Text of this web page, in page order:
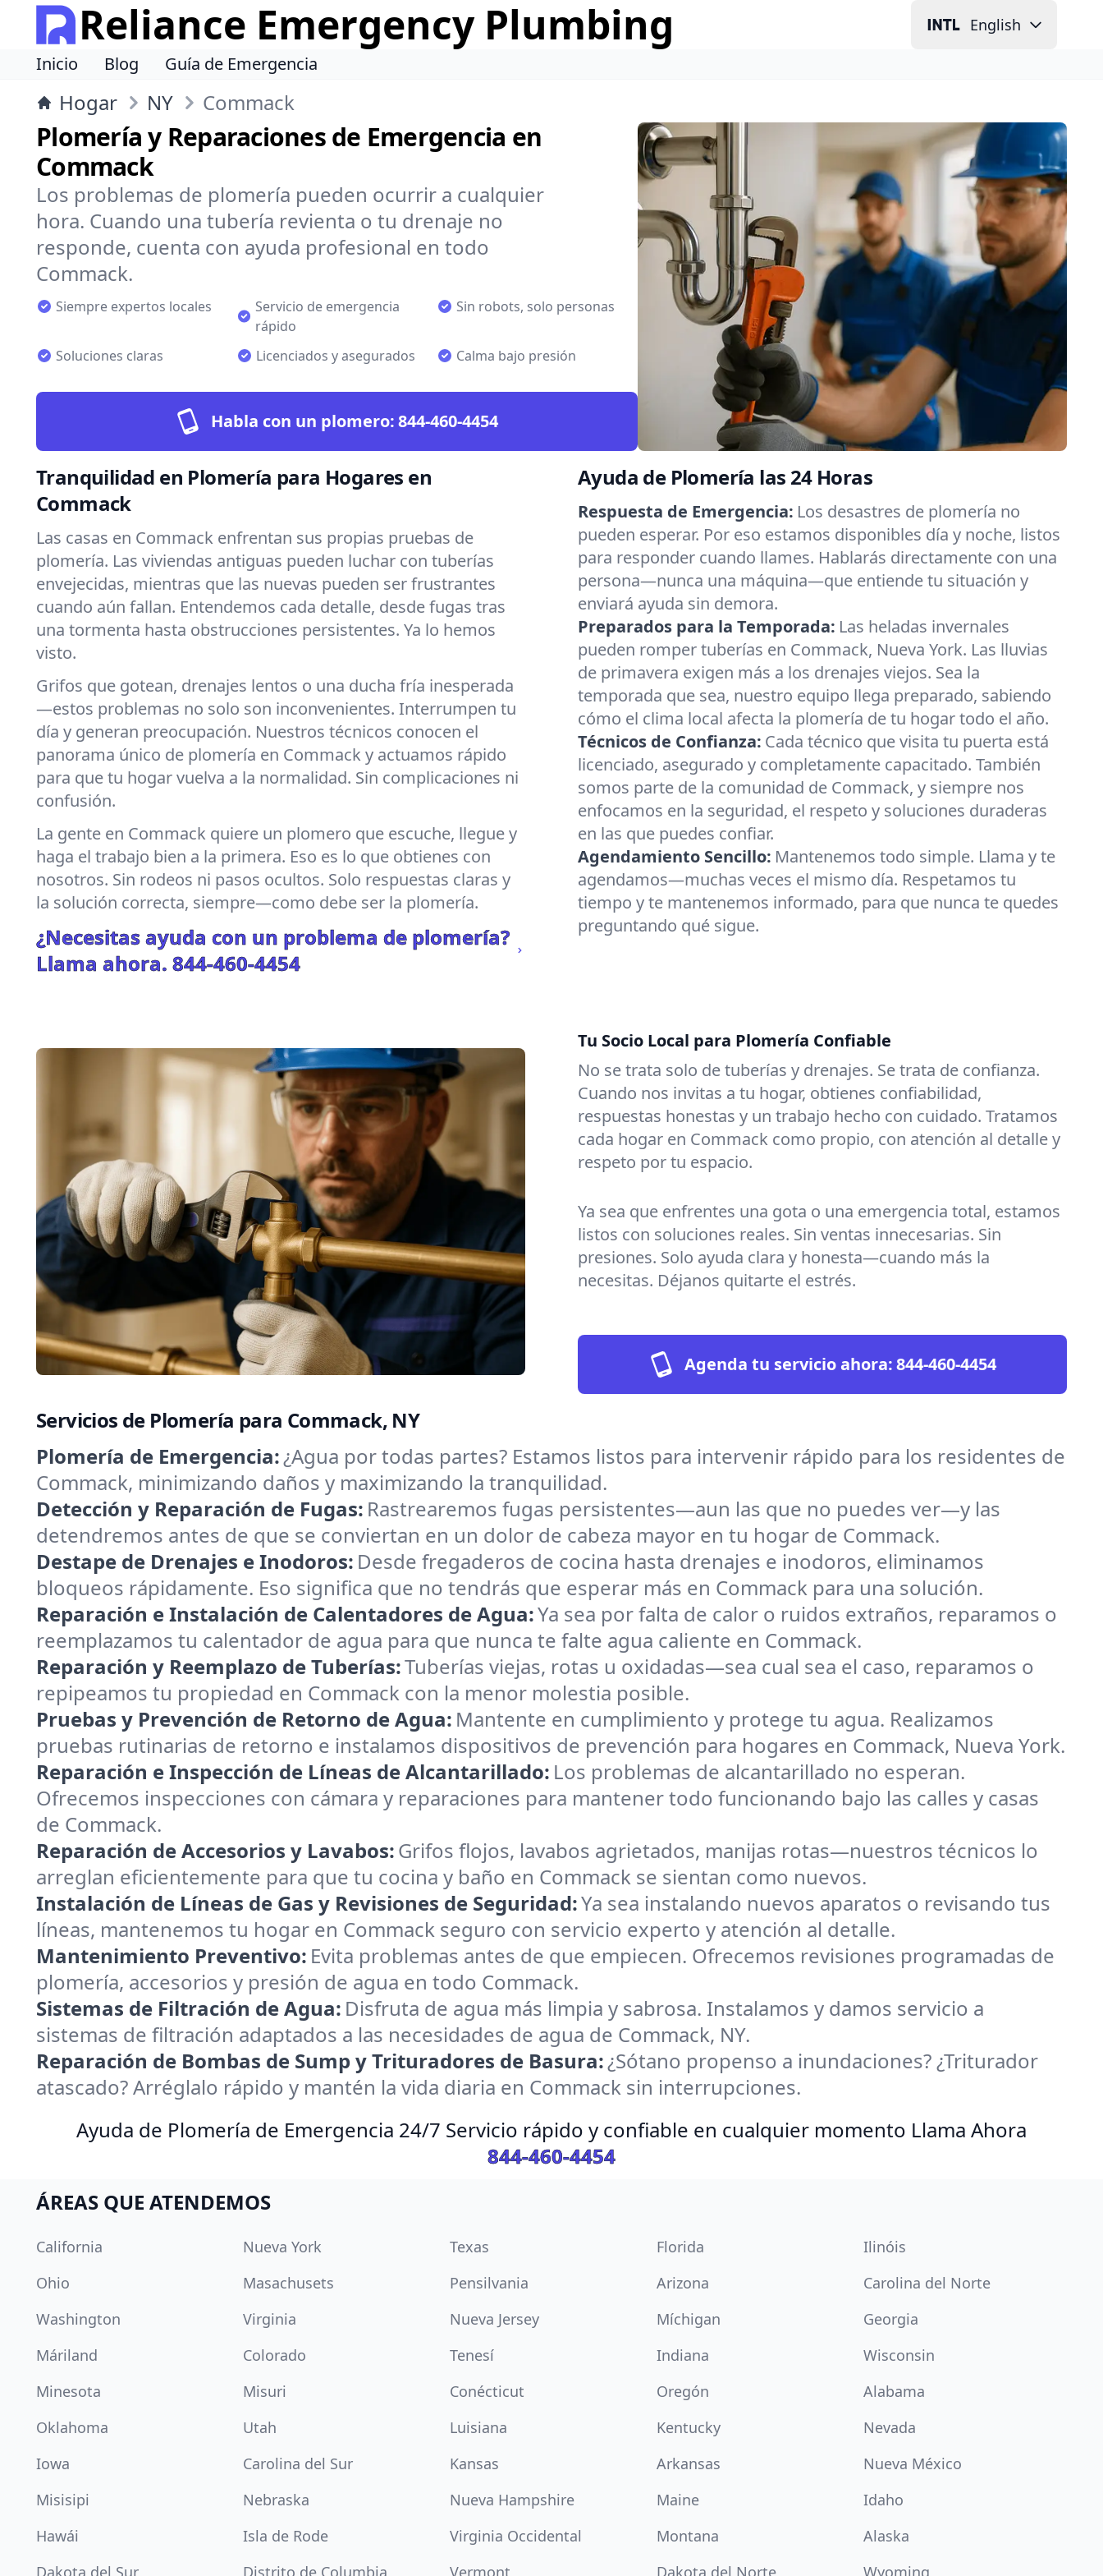
Reliance Emergency Plumbing English
Inicio Blog Guía de Emergencia
Hogar NY Commack
Plomería y Reparaciones de Emergencia en
Commack
Los problemas de plomería pueden ocurrir a cualquier
hora. Cuando una tubería revienta o tu drenaje no
responde, cuenta con ayuda profesional en todo
Commack.
Siempre expertos locales
Servicio de emergencia
rápido
Sin robots, solo personas
Soluciones claras Licenciados y asegurados Calma bajo presión
Habla con un plomero:844-460-4454
Tranquilidad en Plomería para Hogares en
Commack
Las casas en Commack enfrentan sus propias pruebas de
plomería. Las viviendas antiguas pueden luchar con tuberías
envejecidas, mientras que las nuevas pueden ser frustrantes
cuando aún fallan. Entendemos cada detalle, desde fugas tras
una tormenta hasta obstrucciones persistentes. Ya lo hemos
visto.
Grifos que gotean, drenajes lentos o una ducha fría inesperada
—estos problemas no solo son inconvenientes. Interrumpen tu
día y generan preocupación. Nuestros técnicos conocen el
panorama único de plomería en Commack y actuamos rápido
para que tu hogar vuelva a la normalidad. Sin complicaciones ni
confusión.
La gente en Commack quiere un plomero que escuche, llegue y
haga el trabajo bien a la primera. Eso es lo que obtienes con
nosotros. Sin rodeos ni pasos ocultos. Solo respuestas claras y
la solución correcta, siempre—como debe ser la plomería.
¿Necesitas ayuda con un problema de plomería?
Llama ahora. 844-460-4454
Ayuda de Plomería las 24 Horas
Respuesta de Emergencia: Los desastres de plomería no
pueden esperar. Por eso estamos disponibles día y noche, listos
para responder cuando llames. Hablarás directamente con una
persona—nunca una máquina—que entiende tu situación y
enviará ayuda sin demora.
Preparados para la Temporada: Las heladas invernales
pueden romper tuberías en Commack, Nueva York. Las lluvias
de primavera exigen más a los drenajes viejos. Sea la
temporada que sea, nuestro equipo llega preparado, sabiendo
cómo el clima local afecta la plomería de tu hogar todo el año.
Técnicos de Confianza: Cada técnico que visita tu puerta está
licenciado, asegurado y completamente capacitado. También
somos parte de la comunidad de Commack, y siempre nos
enfocamos en la seguridad, el respeto y soluciones duraderas
en las que puedes confiar.
Agendamiento Sencillo: Mantenemos todo simple. Llama y te
agendamos—muchas veces el mismo día. Respetamos tu
tiempo y te mantenemos informado, para que nunca te quedes
preguntando qué sigue.
Tu Socio Local para Plomería Confiable
No se trata solo de tuberías y drenajes. Se trata de confianza.
Cuando nos invitas a tu hogar, obtienes confiabilidad,
respuestas honestas y un trabajo hecho con cuidado. Tratamos
cada hogar en Commack como propio, con atención al detalle y
respeto por tu espacio.
Ya sea que enfrentes una gota o una emergencia total, estamos
listos con soluciones reales. Sin ventas innecesarias. Sin
presiones. Solo ayuda clara y honesta—cuando más la
necesitas. Déjanos quitarte el estrés.
Agenda tu servicio ahora:844-460-4454
Servicios de Plomería para Commack, NY
Plomería de Emergencia:¿Agua por todas partes? Estamos listos para intervenir rápido para los residentes de
Commack, minimizando daños y maximizando la tranquilidad.
Detección y Reparación de Fugas: Rastrearemos fugas persistentes—aun las que no puedes ver—y las
detendremos antes de que se conviertan en un dolor de cabeza mayor en tu hogar de Commack.
Destape de Drenajes e Inodoros: Desde fregaderos de cocina hasta drenajes e inodoros, eliminamos
bloqueos rápidamente. Eso significa que no tendrás que esperar más en Commack para una solución.
Reparación e Instalación de Calentadores de Agua:Ya sea por falta de calor o ruidos extraños, reparamos o
reemplazamos tu calentador de agua para que nunca te falte agua caliente en Commack.
Reparación y Reemplazo de Tuberías:Tuberías viejas, rotas u oxidadas—sea cual sea el caso, reparamos o
repipeamos tu propiedad en Commack con la menor molestia posible.
Pruebas y Prevención de Retorno de Agua: Mantente en cumplimiento y protege tu agua. Realizamos
pruebas rutinarias de retorno e instalamos dispositivos de prevención para hogares en Commack, Nueva York.
Reparación e Inspección de Líneas de Alcantarillado: Los problemas de alcantarillado no esperan.
Ofrecemos inspecciones con cámara y reparaciones para mantener todo funcionando bajo las calles y casas
de Commack.
Reparación de Accesorios y Lavabos:Grifos flojos, lavabos agrietados, manijas rotas—nuestros técnicos lo
arreglan eficientemente para que tu cocina y baño en Commack se sientan como nuevos.
Instalación de Líneas de Gas y Revisiones de Seguridad:Ya sea instalando nuevos aparatos o revisando tus
líneas, mantenemos tu hogar en Commack seguro con servicio experto y atención al detalle.
Mantenimiento Preventivo: Evita problemas antes de que empiecen. Ofrecemos revisiones programadas de
plomería, accesorios y presión de agua en todo Commack.
Sistemas de Filtración de Agua: Disfruta de agua más limpia y sabrosa. Instalamos y damos servicio a
sistemas de filtración adaptados a las necesidades de agua de Commack, NY.
Reparación de Bombas de Sump y Trituradores de Basura:¿Sótano propenso a inundaciones? ¿Triturador
atascado? Arréglalo rápido y mantén la vida diaria en Commack sin interrupciones.
Ayuda de Plomería de Emergencia 24/7 Servicio rápido y confiable en cualquier momento Llama Ahora
844-460-4454
ÁREAS QUE ATENDEMOS
California Nueva York Texas Florida
Ilinóis
Ohio
Masachusets Pensilvania Arizona
Carolina del Norte
Washington
Virginia Nueva Jersey Míchigan
Georgia
Máriland
Colorado Tenesí Indiana
Wisconsin
Minesota
Misuri Conécticut Oregón
Alabama
Oklahoma
Utah Luisiana Kentucky
Nevada
Iowa
Carolina del Sur Kansas Arkansas
Nueva México
Misisipi
Nebraska Nueva Hampshire Maine
Idaho
Hawái
Isla de Rode Virginia Occidental Montana
Alaska
Dakota del Sur
Distrito de Columbia Vermont Dakota del Norte Wyoming